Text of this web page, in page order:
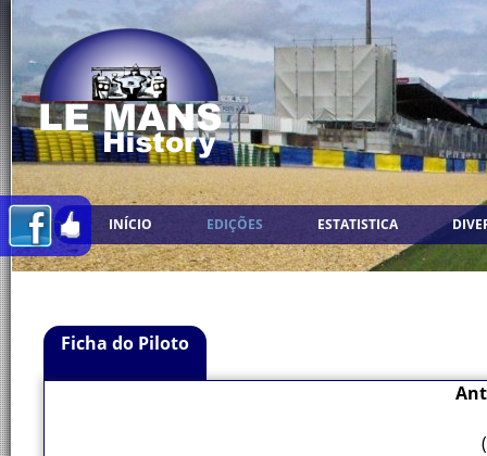
INÍCIO EDIÇÕES ESTATISTICA
Ficha do Piloto